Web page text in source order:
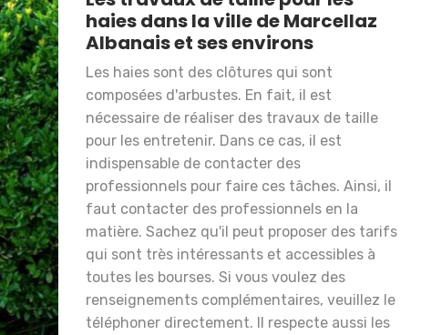
haies dans la ville de Marcellaz
Albanais et ses environs
Les haies sont des clôtures qui sont
composées d'arbustes. En fait, il est
nécessaire de réaliser des travaux de taille
pour les entretenir. Dans ce cas, il est
indispensable de contacter des
professionnels pour faire ces tâches. Ainsi, il
faut contacter des professionnels en la
matière. Sachez qu'il peut proposer des tarifs
qui sont très intéressants et accessibles à
toutes les bourses. Si vous voulez des
renseignements complémentaires, veuillez le
téléphoner directement. Il respecte aussi les